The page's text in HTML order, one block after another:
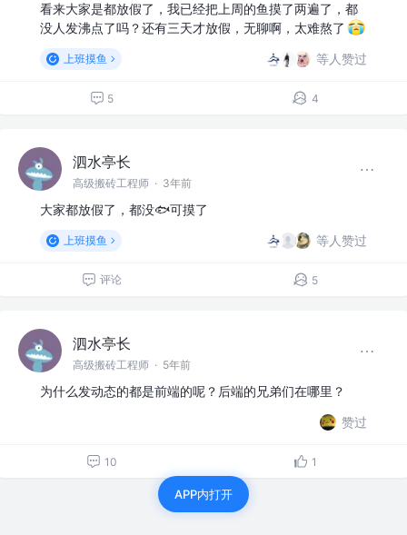
看来大家是都放假了，我已经把上周的鱼摸了两遍了，都
没人发沸点了吗？还有三天才放假，无聊啊，太难熬了
上班摸鱼 等人赞过
5 4
泗水亭长
高级搬砖工程师 · 3年前
大家都放假了，都没🐟可摸了
上班摸鱼 等人赞过
评论 5
泗水亭长
高级搬砖工程师 · 5年前
为什么发动态的都是前端的呢？后端的兄弟们在哪里？
赞过
10 1
APP内打开